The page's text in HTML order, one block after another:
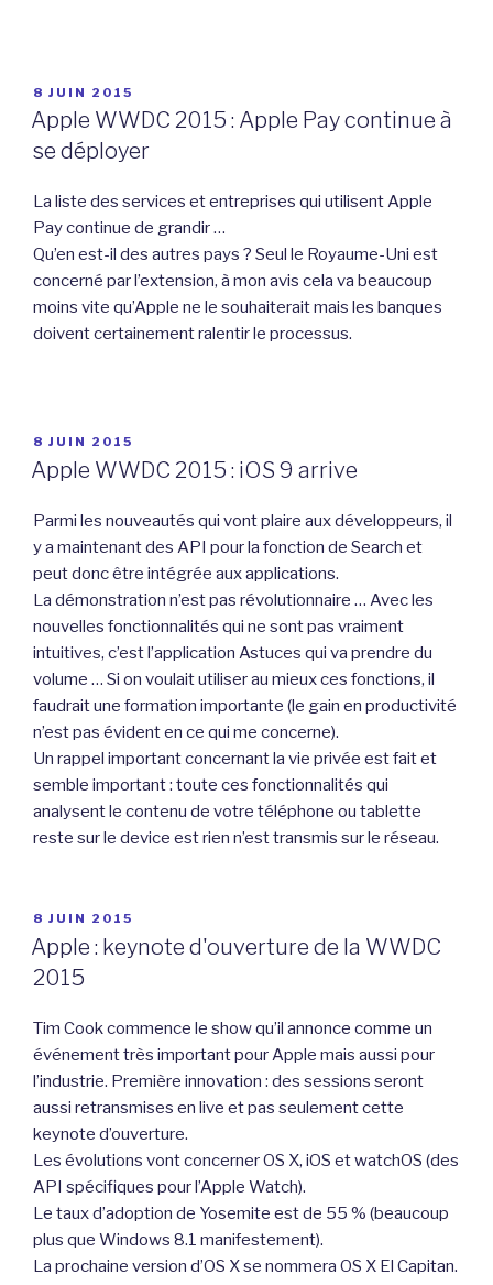
PUBLIÉ
LE
8 JUIN 2015
Apple WWDC 2015 : Apple Pay continue à
se déployer
La liste des services et entreprises qui utilisent Apple
Pay continue de grandir …
Qu’en est-il des autres pays ? Seul le Royaume-Uni est
concerné par l’extension, à mon avis cela va beaucoup
moins vite qu’Apple ne le souhaiterait mais les banques
doivent certainement ralentir le processus.
PUBLIÉ
LE
8 JUIN 2015
Apple WWDC 2015 : iOS 9 arrive
Parmi les nouveautés qui vont plaire aux développeurs, il
y a maintenant des API pour la fonction de Search et
peut donc être intégrée aux applications.
La démonstration n’est pas révolutionnaire … Avec les
nouvelles fonctionnalités qui ne sont pas vraiment
intuitives, c’est l’application Astuces qui va prendre du
volume … Si on voulait utiliser au mieux ces fonctions, il
faudrait une formation importante (le gain en productivité
n’est pas évident en ce qui me concerne).
Un rappel important concernant la vie privée est fait et
semble important : toute ces fonctionnalités qui
analysent le contenu de votre téléphone ou tablette
reste sur le device est rien n’est transmis sur le réseau.
PUBLIÉ
LE
8 JUIN 2015
Apple : keynote d'ouverture de la WWDC
2015
Tim Cook commence le show qu’il annonce comme un
événement très important pour Apple mais aussi pour
l’industrie. Première innovation : des sessions seront
aussi retransmises en live et pas seulement cette
keynote d’ouverture.
Les évolutions vont concerner OS X, iOS et watchOS (des
API spécifiques pour l’Apple Watch).
Le taux d’adoption de Yosemite est de 55 % (beaucoup
plus que Windows 8.1 manifestement).
La prochaine version d’OS X se nommera OS X El Capitan.